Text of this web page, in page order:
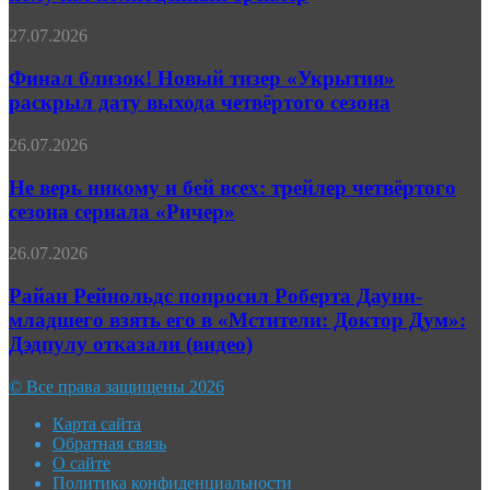
от
получил
трейлер
Финал
Новый
тизер
«Укрытия»
дату
четвёртого
сезона
27.07.2026
Финал близок! Новый тизер «Укрытия»
раскрыл дату выхода четвёртого сезона
Не
никому
и
бей
трейлер
сезона
сериала
«Ричер»
26.07.2026
Не верь никому и бей всех: трейлер четвёртого
сезона сериала «Ричер»
Райан
попросил
Роберта
Дауни-
младшего
его
«Мстители:
Доктор
Дум»:
26.07.2026
Райан Рейнольдс попросил Роберта Дауни-
младшего взять его в «Мстители: Доктор Дум»:
Дэдпулу отказали (видео)
© Все права защищены 2026
Карта сайта
Обратная связь
О сайте
Политика конфиденциальности